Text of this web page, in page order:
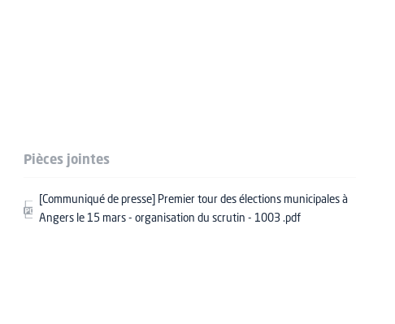
Pièces jointes
[Communiqué de presse] Premier tour des élections municipales à
Angers le 15 mars - organisation du scrutin - 1003 .pdf